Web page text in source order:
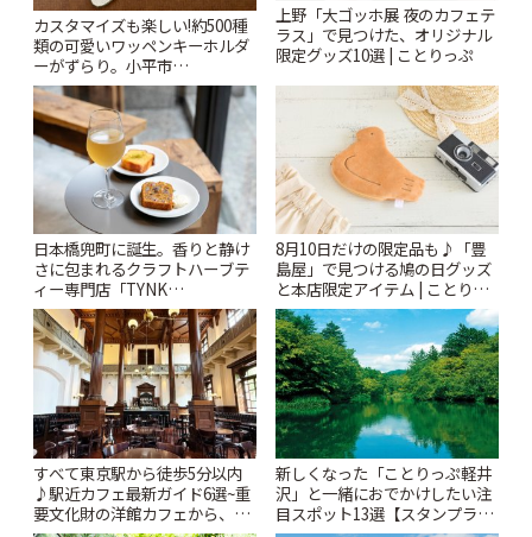
カスタマイズも楽しい!約500種
類の可愛いワッペンキーホルダ
ーがずらり。小平市
「Kimamaya T&K」 | ことりっ
ぷ
上野「大ゴッホ展 夜のカフェテ
ラス」で見つけた、オリジナル
限定グッズ10選 | ことりっぷ
日本橋兜町に誕生。香りと静け
さに包まれるクラフトハーブテ
ィー専門店「TYNK
Kabutocho」 | ことりっぷ
8月10日だけの限定品も♪「豊
島屋」で見つける鳩の日グッズ
と本店限定アイテム | ことりっ
ぷ
すべて東京駅から徒歩5分以内
♪駅近カフェ最新ガイド6選~重
要文化財の洋館カフェから、改
新しくなった「ことりっぷ軽井
沢」と一緒におでかけしたい注
目スポット13選【スタンプラリ